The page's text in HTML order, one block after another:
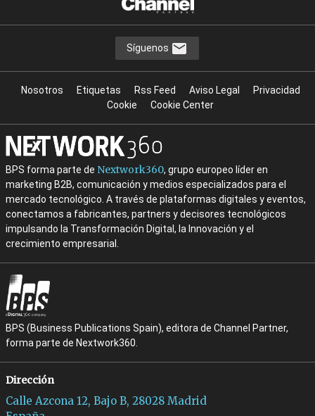
Síguenos
Nosotros Etiquetas Rss Feed Aviso Legal
Privacidad
Cookie
Cookie Center
BPS forma parte de Nextwork360, grupo europeo líder en
marketing B2B, comunicación y medios especializados para el
mercado tecnológico. A través de plataformas digitales y eventos,
conectamos a fabricantes, partners y decisores tecnológicos
impulsando la Transformación Digital, la Innovación y el
crecimiento empresarial.
BPS (Business Publications Spain), editora de Channel Partner,
forma parte de Nextwork360.
Dirección
Calle Azcona 12, Bajo B, 28028 Madrid